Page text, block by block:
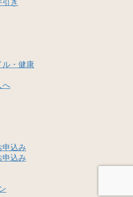
き
ル・健康
へ
申込み
申込み